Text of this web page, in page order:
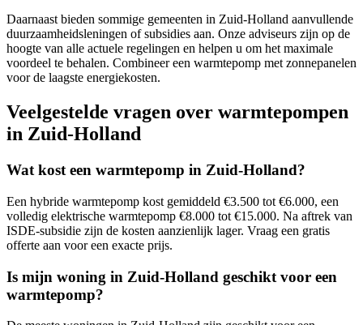
Daarnaast bieden sommige gemeenten in Zuid-Holland aanvullende
duurzaamheidsleningen of subsidies aan. Onze adviseurs zijn op de
hoogte van alle actuele regelingen en helpen u om het maximale
voordeel te behalen. Combineer een warmtepomp met zonnepanelen
voor de laagste energiekosten.
Veelgestelde vragen over warmtepompen
in Zuid-Holland
Wat kost een warmtepomp in Zuid-Holland?
Een hybride warmtepomp kost gemiddeld €3.500 tot €6.000, een
volledig elektrische warmtepomp €8.000 tot €15.000. Na aftrek van
ISDE-subsidie zijn de kosten aanzienlijk lager. Vraag een gratis
offerte aan voor een exacte prijs.
Is mijn woning in Zuid-Holland geschikt voor een
warmtepomp?